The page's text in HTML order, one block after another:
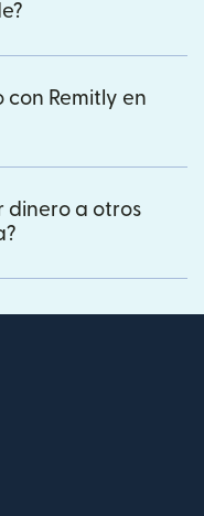
con Remitly en
dinero a otros